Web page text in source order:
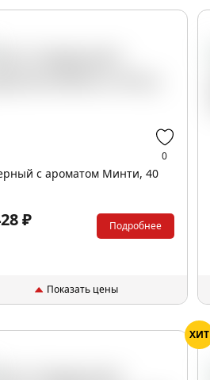
0
с ароматом Минти, 40
₽ Подробнее
Показать цены
ХИТ